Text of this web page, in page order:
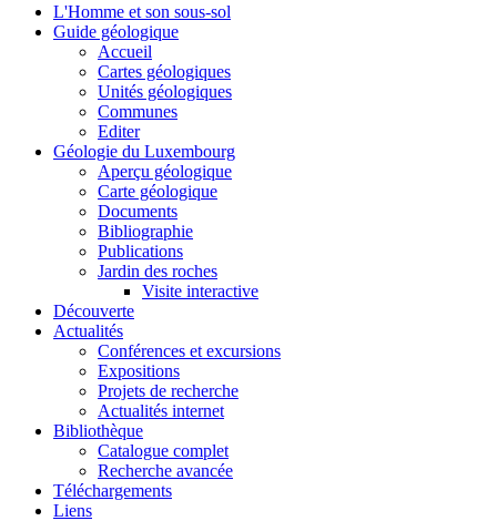
L'Homme et son sous-sol
Guide géologique
Accueil
Cartes géologiques
Unités géologiques
Communes
Editer
Géologie du Luxembourg
Aperçu géologique
Carte géologique
Documents
Bibliographie
Publications
Jardin des roches
Visite interactive
Découverte
Actualités
Conférences et excursions
Expositions
Projets de recherche
Actualités internet
Bibliothèque
Catalogue complet
Recherche avancée
Téléchargements
Liens